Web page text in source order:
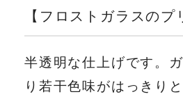
【フロストガラスのプ
半透明な仕上げです。
り若干色味がはっきり